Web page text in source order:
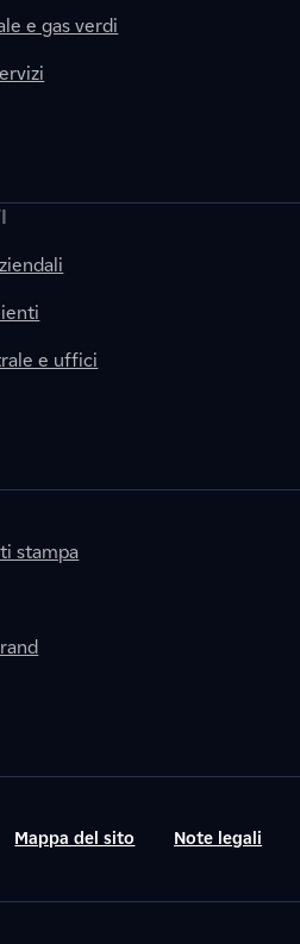
e gas verdi
e uffici
stampa
Mappa del sito Note legali